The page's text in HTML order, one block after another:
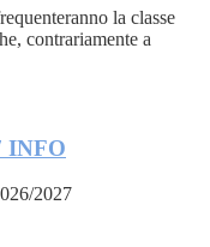
la classe
contrariamente a
INFO
2027